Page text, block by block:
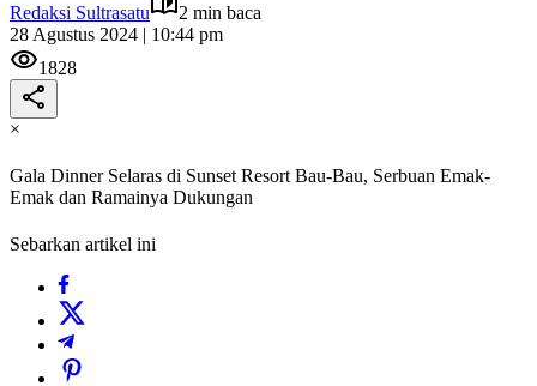
Redaksi Sultrasatu
2 min baca
28 Agustus 2024 | 10:44 pm
1828
×
Gala Dinner Selaras di Sunset Resort Bau-Bau, Serbuan Emak-
Emak dan Ramainya Dukungan
Sebarkan artikel ini